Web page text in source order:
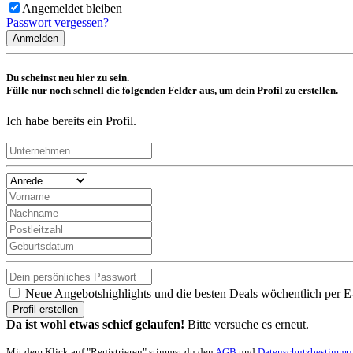
Angemeldet bleiben
Passwort vergessen?
Anmelden
Du scheinst neu hier zu sein.
Fülle nur noch schnell die folgenden Felder aus, um dein Profil zu erstellen.
Ich habe bereits ein Profil.
Neue Angebotshighlights und die besten Deals wöchentlich per
Profil erstellen
Da ist wohl etwas schief gelaufen! Bitte versuche es erneut.